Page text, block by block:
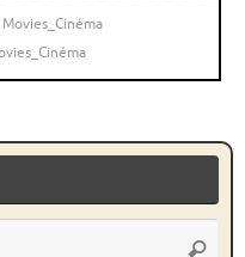
Movies_Cinéma